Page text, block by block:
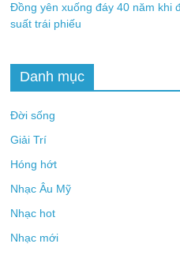
Đồng yên xuống đáy 40 năm khi
suất trái phiếu
Danh mục
Đời sống
Giải Trí
Hóng hớt
Nhạc Âu Mỹ
Nhạc hot
Nhạc mới